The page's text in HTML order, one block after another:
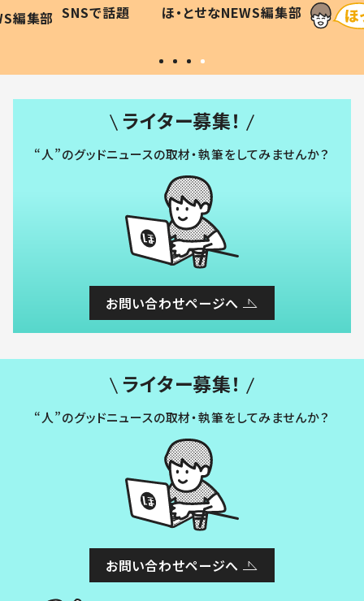
編集部 #令和の子
SNSで話題 ほ・とせなNEWS編集部
い」
ライター募集！
“人”のグッドニュースの取材・執筆をしてみませんか？
お問い合わせページへ
ライター募集！
“人”のグッドニュースの取材・執筆をしてみませんか？
お問い合わせページへ